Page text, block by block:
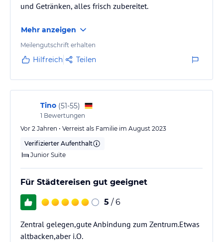
und Getränken, alles frisch zubereitet.
Mehr anzeigen
Meilengutschrift erhalten
Hilfreich Teilen
Tino (51-55)
1 Bewertungen
Vor 2 Jahren • Verreist als Familie im August 2023
Verifizierter Aufenthalt
Junior Suite
Für Städtereisen gut geeignet
5 / 6
Zentral gelegen,gute Anbindung zum Zentrum.Etwas
altbacken,aber i.O.